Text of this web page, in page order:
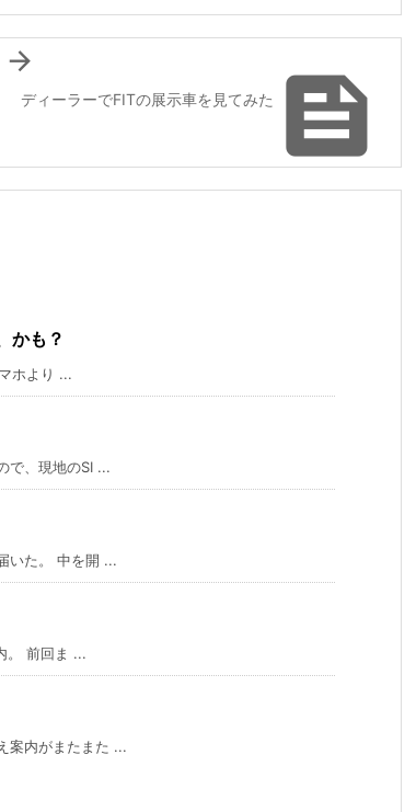

ディーラーでFITの展示車を見てみた

かも？
ホより ...
で、現地のSI ...
いた。 中を開 ...
。 前回ま ...
案内がまたまた ...